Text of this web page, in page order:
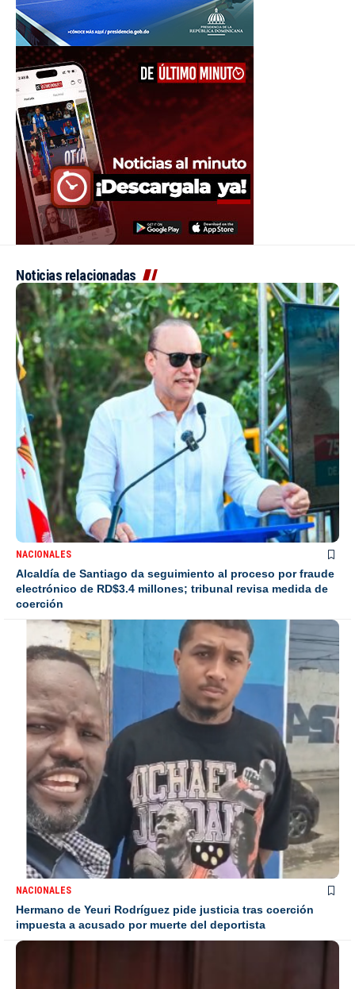
Noticias relacionadas
NACIONALES
Alcaldía de Santiago da seguimiento al proceso por fraude
electrónico de RD$3.4 millones; tribunal revisa medida de
coerción
NACIONALES
Hermano de Yeuri Rodríguez pide justicia tras coerción
impuesta a acusado por muerte del deportista